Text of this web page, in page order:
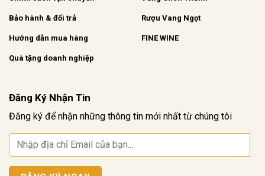
Bảo hành & đổi trả
Hướng dẫn mua hàng
Quà tặng doanh nghiệp
Rượu Vang Ngọt
FINE WINE
Đăng Ký Nhận Tin
Đăng ký để nhận những thông tin mới nhất từ chúng tôi